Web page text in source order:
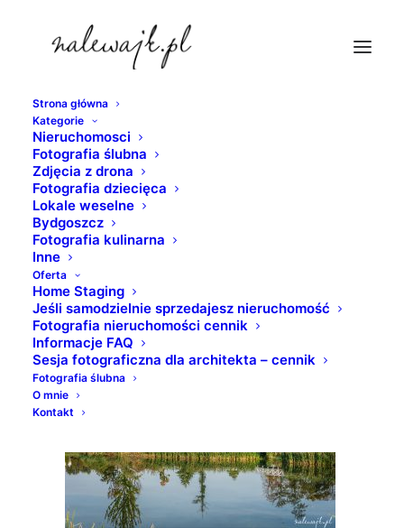
Strona główna
Kategorie
Nieruchomosci
Fotografia ślubna
Zdjęcia z drona
Fotografia dziecięca
Lokale weselne
Bydgoszcz
Fotografia kulinarna
Inne
Oferta
Home Staging
Jeśli samodzielnie sprzedajesz nieruchomość
Fotografia nieruchomości cennik
Informacje FAQ
Sesja fotograficzna dla architekta – cennik
Fotografia ślubna
O mnie
Kontakt
wesele-palac-suchary
Strona Główna
Pałac Suchary | Zdjęcia wyjątkowych miejsc i
nieruchomości w całej Polsce